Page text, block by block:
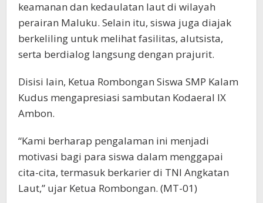
keamanan dan kedaulatan laut di wilayah
perairan Maluku. Selain itu, siswa juga diajak
berkeliling untuk melihat fasilitas, alutsista,
serta berdialog langsung dengan prajurit.
Disisi lain, Ketua Rombongan Siswa SMP Kalam
Kudus mengapresiasi sambutan Kodaeral IX
Ambon.
“Kami berharap pengalaman ini menjadi
motivasi bagi para siswa dalam menggapai
cita-cita, termasuk berkarier di TNI Angkatan
Laut,” ujar Ketua Rombongan. (MT-01)